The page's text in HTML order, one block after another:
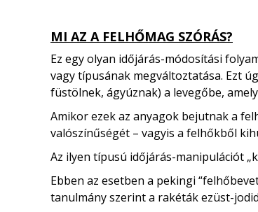
MI AZ A FELHŐMAG SZÓRÁS?
Ez egy olyan időjárás-módosítási
vagy típusának megváltoztatása. Ezt
füstölnek, ágyúznak) a levegőbe,
Amikor ezek az anyagok bejutnak a
valószínűségét – vagyis a felhőkből
Az ilyen típusú időjárás-manipulációt
Ebben az esetben a pekingi
tanulmány szerint a rakéták ezüst-